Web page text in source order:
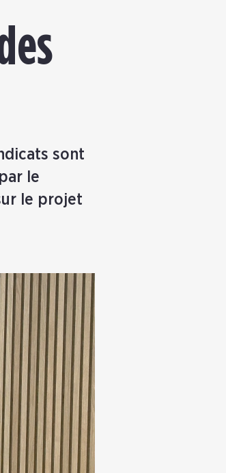
sont
le
le projet